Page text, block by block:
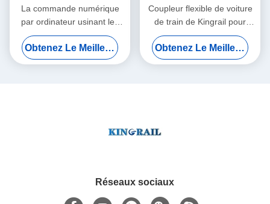
La commande numérique
par ordinateur usinant les
pièces de rechange
ferroviaires, la taille de Bush
45×60×45mm de palier
Obtenez Le Meilleur Prix
Coupleur flexible de voiture
de train de Kingrail pour
l'ODM de certificat d'OIN de
chemin de fer
Obtenez Le Meilleur Prix
Réseaux sociaux